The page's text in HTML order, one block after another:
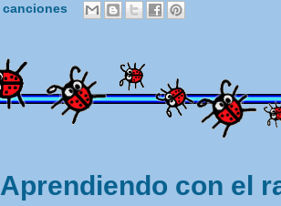
canciones
Aprendiendo con el